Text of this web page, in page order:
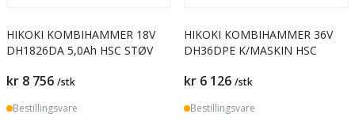
HIKOKI KOMBIHAMMER 18V
DH1826DA 5,0Ah HSC STØV
kr 8 756 /stk
Bestillingsvare
HIKOKI KOMBIHAMMER 36V
DH36DPE K/MASKIN HSC
kr 6 126 /stk
Bestillingsvare